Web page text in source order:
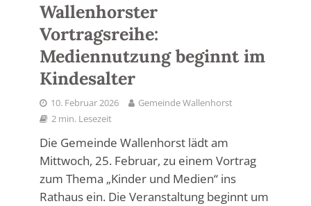
Wallenhorster
Vortragsreihe:
Mediennutzung beginnt im
Kindesalter
10. Februar 2026
Gemeinde Wallenhorst
2 min. Lesezeit
Die Gemeinde Wallenhorst lädt am
Mittwoch, 25. Februar, zu einem Vortrag
zum Thema „Kinder und Medien“ ins
Rathaus ein. Die Veranstaltung beginnt um